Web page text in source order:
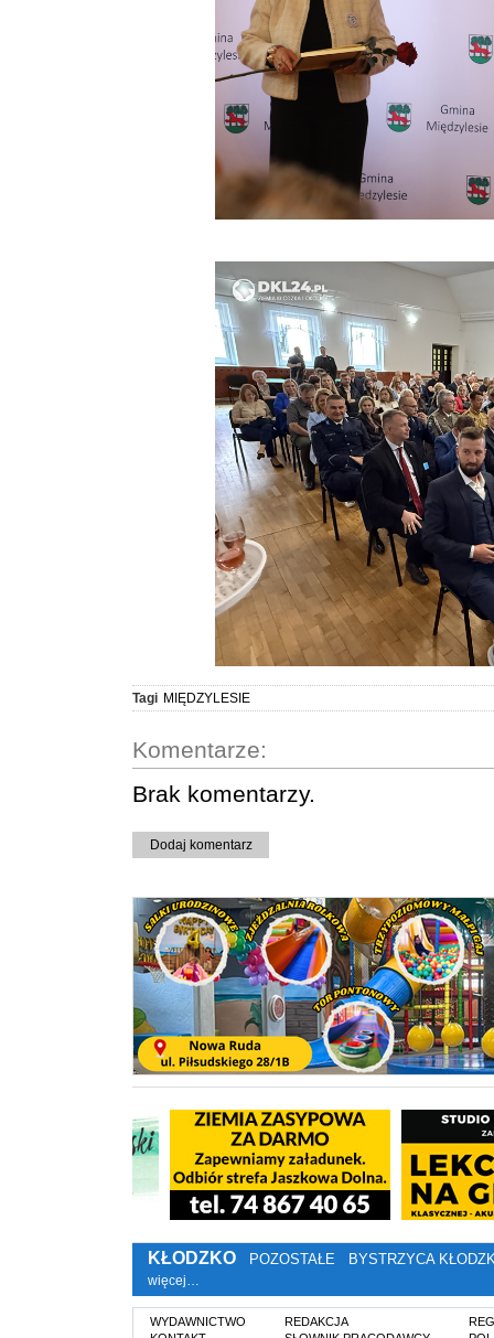
Tagi MIĘDZYLESIE
Komentarze:
Brak komentarzy.
Dodaj komentarz
KŁODZKO POZOSTAŁE BYSTRZYCA
więcej…
WYDAWNICTWO
REDAKCJA